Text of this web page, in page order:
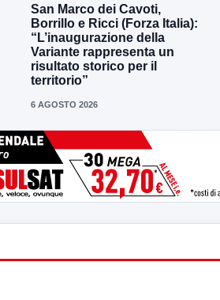
San Marco dei Cavoti,
Borrillo e Ricci (Forza Italia):
“L’inaugurazione della
Variante rappresenta un
risultato storico per il
territorio”
6 AGOSTO 2026